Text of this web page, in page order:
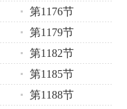
第1176节
第1179节
第1182节
第1185节
第1188节